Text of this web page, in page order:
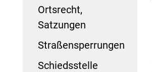
Ortsrecht,
Satzungen
Straßensperrungen
Schiedsstelle